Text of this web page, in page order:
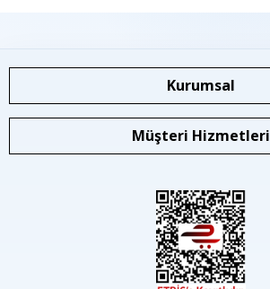
Kurumsal
Müşteri Hizmetleri